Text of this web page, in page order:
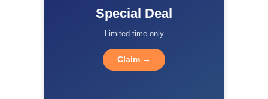
Special Deal
Limited time only
Claim →